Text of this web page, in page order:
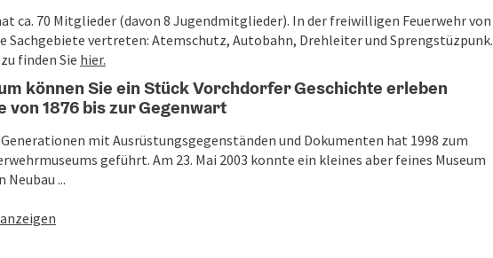
ca. 70 Mitglieder (davon 8 Jugendmitglieder). In der freiwilligen Feuerwehr von
Sachgebiete vertreten: Atemschutz, Autobahn, Drehleiter und Sprengstüzpunk.
finden Sie hier.
können Sie ein Stück Vorchdorfer Geschichte erleben
1876 bis zur Gegenwart
mit Ausrüstungsgegenständen und Dokumenten hat 1998 zum
geführt. Am 23. Mai 2003 konnte ein kleines aber feines Museum
Neubau ...